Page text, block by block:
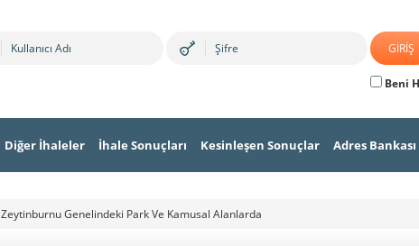
Beni
Diğer İhaleler İhale Sonuçları Kesinleşen Sonuçlar Adres Bankası
Zeytinburnu Genelindeki Park Ve Kamusal Alanlarda